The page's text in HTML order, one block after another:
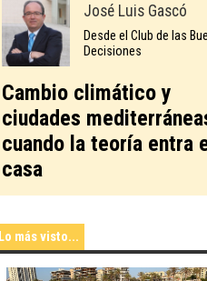
José Luis Gascó
Desde el Club de las
Decisiones
Cambio climático y
ciudades
cuando la teoría entra
casa
Lo más visto...